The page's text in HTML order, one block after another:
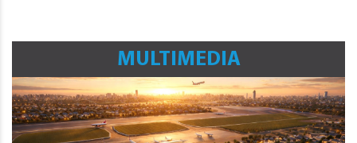
MULTIMEDIA